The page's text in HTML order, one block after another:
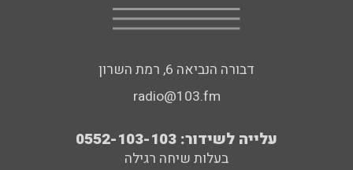
דבורה הנביאה 6, רמת השרון
radio@103.fm
עלייה לשידור: 0552-103-103
בעלות שיחה רגילה